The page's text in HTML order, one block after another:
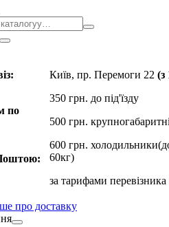
по
Київ, пр. Перемоги 22 (з
350 грн. до під'їзду
500 грн.
600 грн.
60кг)
за тарифами перевізника
про доставку